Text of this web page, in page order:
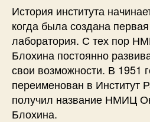
История института
когда была создана
лаборатория. С тех пор
Блохина постоянно
свои возможности. В 1951
переименован в Институт
получил название НМИЦ
Блохина.